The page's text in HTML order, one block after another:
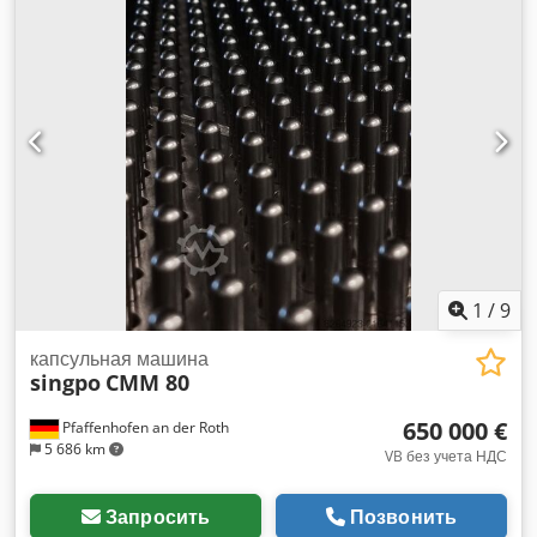
файлы доступны
1 /9
Pfaffenhofen an der Roth
5 686 km
капсульная машина
singpo CMM 80
650 000 €
VB без учета НДС
Запросить Позвонить